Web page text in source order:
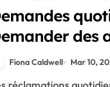
des
Évaluation des
récompense
Fiona Caldwell Mar 10,